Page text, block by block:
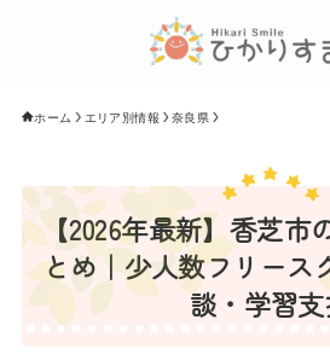
ホーム エリア別情報 奈良県
【2026年最新】香芝市
とめ｜少人数フリース
談・学習